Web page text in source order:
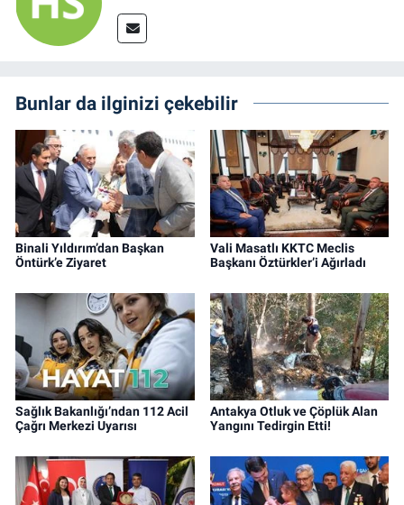
Bunlar da ilginizi çekebilir
Binali Yıldırım’dan Başkan
Öntürk’e Ziyaret
Vali Masatlı KKTC Meclis
Başkanı Öztürkler’i Ağırladı
Sağlık Bakanlığı’ndan 112 Acil
Çağrı Merkezi Uyarısı
Antakya Otluk ve Çöplük Alan
Yangını Tedirgin Etti!